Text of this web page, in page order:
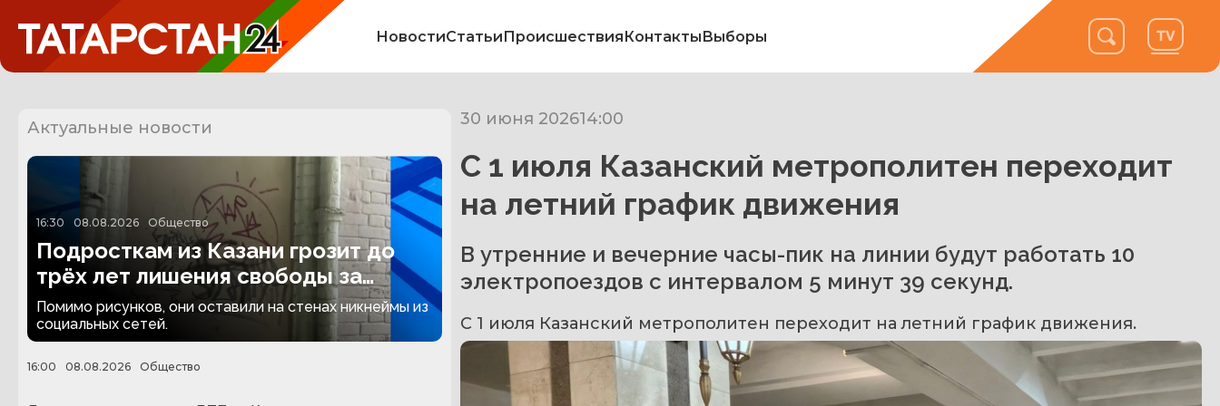
НовостиСтатьиПроисшествияКонтактыВыборы
Актуальные новости
16:30 08.08.2026 Общество
Подросткам из Казани грозит до
трёх лет лишения свободы за
граффити
Помимо рисунков, они оставили на стенах никнеймы из
социальных сетей.
16:00 08.08.2026 Общество
30 июня 202614:00
С 1 июля Казанский метрополитен переходит
на летний график движения
В утренние и вечерние часы-пик на линии будут работать 10
электропоездов с интервалом 5 минут 39 секунд.
С 1 июля Казанский метрополитен переходит на летний график движения.